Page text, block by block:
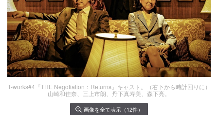
T-works#4『THE Negotiation：Returns』キャスト。（右下から時計回りに）
山崎和佳奈、三上市朗、丹下真寿美、森下亮。
画像を全て表示（12件）